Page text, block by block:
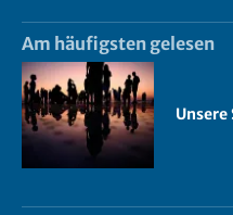
Am häufigsten gelesen